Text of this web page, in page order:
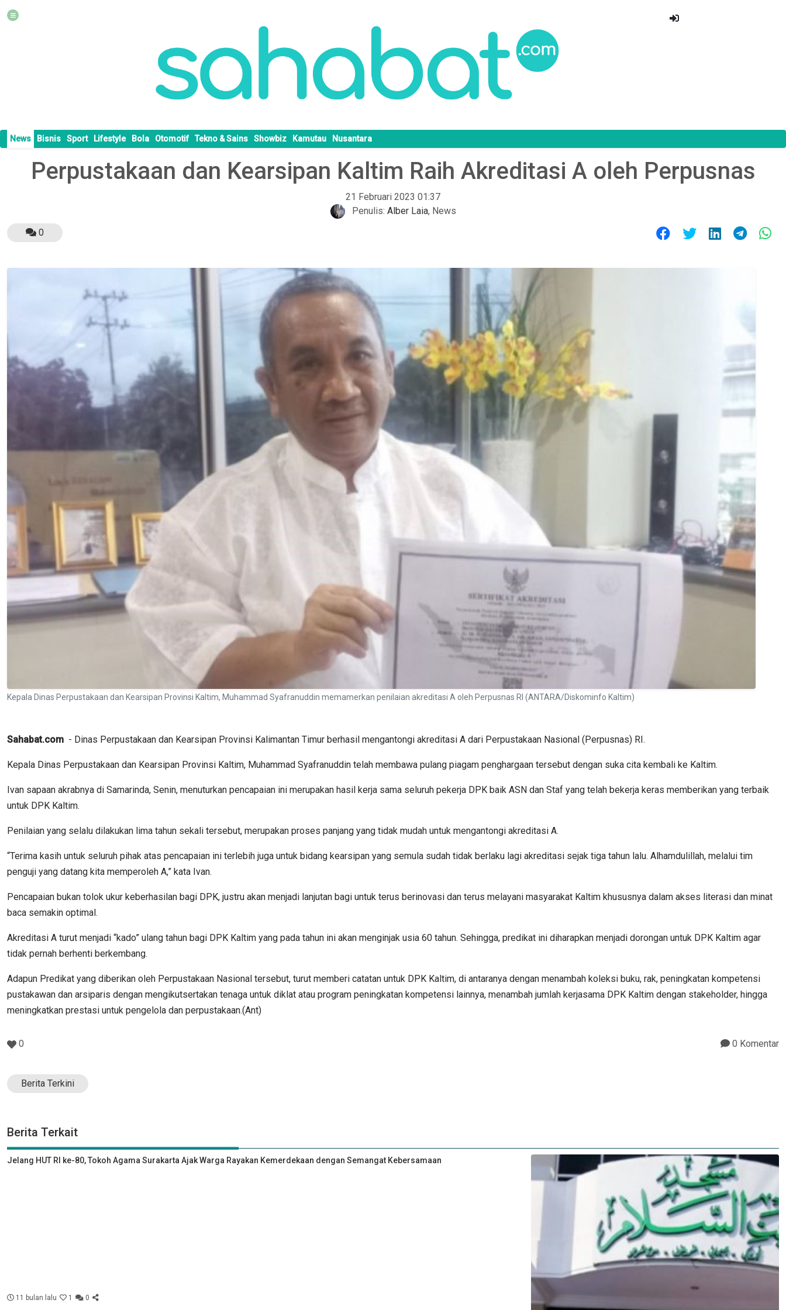
News Bisnis Sport Lifestyle Bola Otomotif Tekno & Sains Showbiz Kamutau Nusantara
Perpustakaan dan Kearsipan Kaltim Raih Akreditasi A oleh Perpusnas
21 Februari 2023 01:37
Penulis: Alber Laia, News
0
Kepala Dinas Perpustakaan dan Kearsipan Provinsi Kaltim, Muhammad Syafranuddin memamerkan penilaian akreditasi A oleh Perpusnas RI (ANTARA/Diskominfo Kaltim)
Sahabat.com - Dinas Perpustakaan dan Kearsipan Provinsi Kalimantan Timur berhasil mengantongi akreditasi A dari Perpustakaan Nasional (Perpusnas) RI.
Kepala Dinas Perpustakaan dan Kearsipan Provinsi Kaltim, Muhammad Syafranuddin telah membawa pulang piagam penghargaan tersebut dengan suka cita kembali ke Kaltim.
Ivan sapaan akrabnya di Samarinda, Senin, menuturkan pencapaian ini merupakan hasil kerja sama seluruh pekerja DPK baik ASN dan Staf yang telah bekerja keras memberikan yang terbaik
untuk DPK Kaltim.
Penilaian yang selalu dilakukan lima tahun sekali tersebut, merupakan proses panjang yang tidak mudah untuk mengantongi akreditasi A.
“Terima kasih untuk seluruh pihak atas pencapaian ini terlebih juga untuk bidang kearsipan yang semula sudah tidak berlaku lagi akreditasi sejak tiga tahun lalu. Alhamdulillah, melalui tim
penguji yang datang kita memperoleh A,” kata Ivan.
Pencapaian bukan tolok ukur keberhasilan bagi DPK, justru akan menjadi lanjutan bagi untuk terus berinovasi dan terus melayani masyarakat Kaltim khususnya dalam akses literasi dan minat
baca semakin optimal.
Akreditasi A turut menjadi “kado” ulang tahun bagi DPK Kaltim yang pada tahun ini akan menginjak usia 60 tahun. Sehingga, predikat ini diharapkan menjadi dorongan untuk DPK Kaltim agar
tidak pernah berhenti berkembang.
Adapun Predikat yang diberikan oleh Perpustakaan Nasional tersebut, turut memberi catatan untuk DPK Kaltim, di antaranya dengan menambah koleksi buku, rak, peningkatan kompetensi
pustakawan dan arsiparis dengan mengikutsertakan tenaga untuk diklat atau program peningkatan kompetensi lainnya, menambah jumlah kerjasama DPK Kaltim dengan stakeholder, hingga
meningkatkan prestasi untuk pengelola dan perpustakaan.(Ant)
0 0 Komentar
Berita Terkini
Berita Terkait
Jelang HUT RI ke-80, Tokoh Agama Surakarta Ajak Warga Rayakan Kemerdekaan dengan Semangat Kebersamaan
11 bulan lalu 1 0